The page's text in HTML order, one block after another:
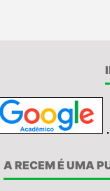
A RECEM É UMA